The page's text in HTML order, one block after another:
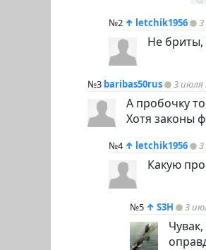
№2 ↑ letchik1956 3
Не бриты,
№3 baribas50rus 3 июля
А пробочку
Хотя законы
№4 ↑ letchik1956 3
Какую
№5 ↑ S3H 3